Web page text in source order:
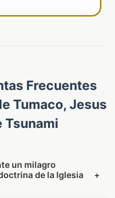
Frecuentes
Tumaco, Jesus
Tsunami
un milagro
de la Iglesia
+